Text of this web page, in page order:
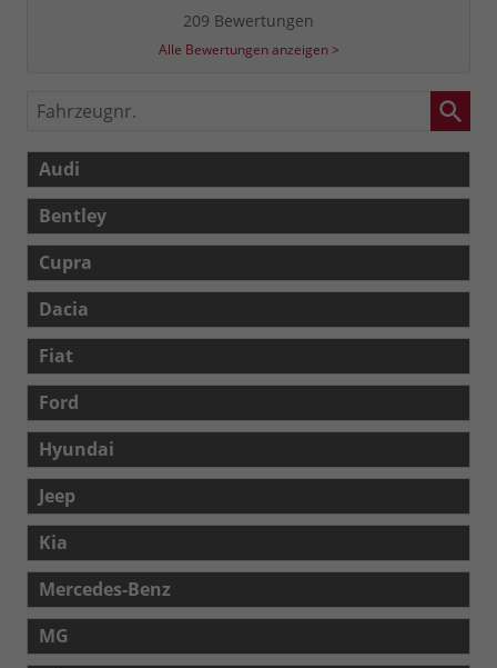
209 Bewertungen
Alle Bewertungen anzeigen >
Fahrzeugnr.
Audi
Bentley
Cupra
Dacia
Fiat
Ford
Hyundai
Jeep
Kia
Mercedes-Benz
MG